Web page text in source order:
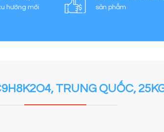
hướng mới
sản phẩm
TRUNG QUỐC,